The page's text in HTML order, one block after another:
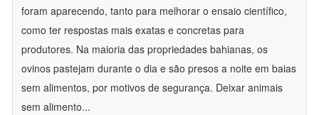
foram aparecendo, tanto para melhorar o ensaio científico,
como ter respostas mais exatas e concretas para
produtores. Na maioria das propriedades bahianas, os
ovinos pastejam durante o dia e são presos a noite em baias
sem alimentos, por motivos de segurança. Deixar animais
sem alimento...